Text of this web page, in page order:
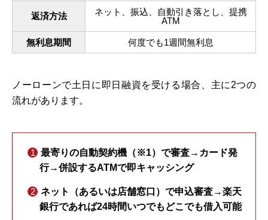
返済方法
ネット、振込、自動引き落とし、提携
ATM
無利息期間 何度でも1週間無利息
ノーローンで土日に即日融資を受ける場合、主に2つの
流れがあります。
最寄りの自動契約機（※1）で審査→カード発
行→併設するATMで即キャッシング
ネット（あるいは店舗窓口）で申込審査→楽天
銀行であれば24時間いつでもどこでも借入可能